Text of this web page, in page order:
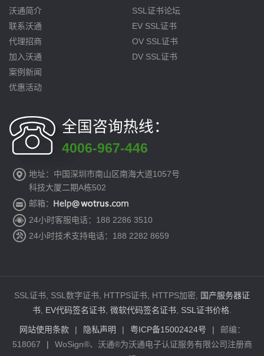
沃通简介
联系沃通
代理招商
加入沃通
案例新闻
优惠活动
SSL证书论坛
EV SSL证书
OV SSL证书
DV SSL证书
全国咨询热线：
4006-967-446
地址：中国深圳市南山区南海大道1057号
科技大厦二期A栋502
邮箱：
24小时客服电话：188 2286 3510
24小时技术支持电话：188 2282 8659
SSL证书, SSL数字证书, HTTPS证书, HTTPS加密, 国产服务器证
书 EV代码签名证书 微软代码签名证书 SSL证书价格
网站使用条款 | 隐私声明 | 粤ICP备15002424号 |
邮编：
518067
|
WoSign®、沃通®为沃通电子认证服务有限公司注册商